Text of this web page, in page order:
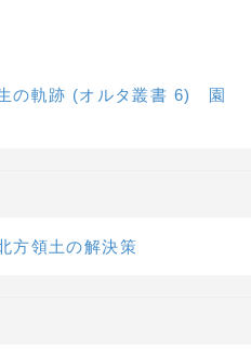
の軌跡 (オルタ叢書 6) 園
方領土の解決策